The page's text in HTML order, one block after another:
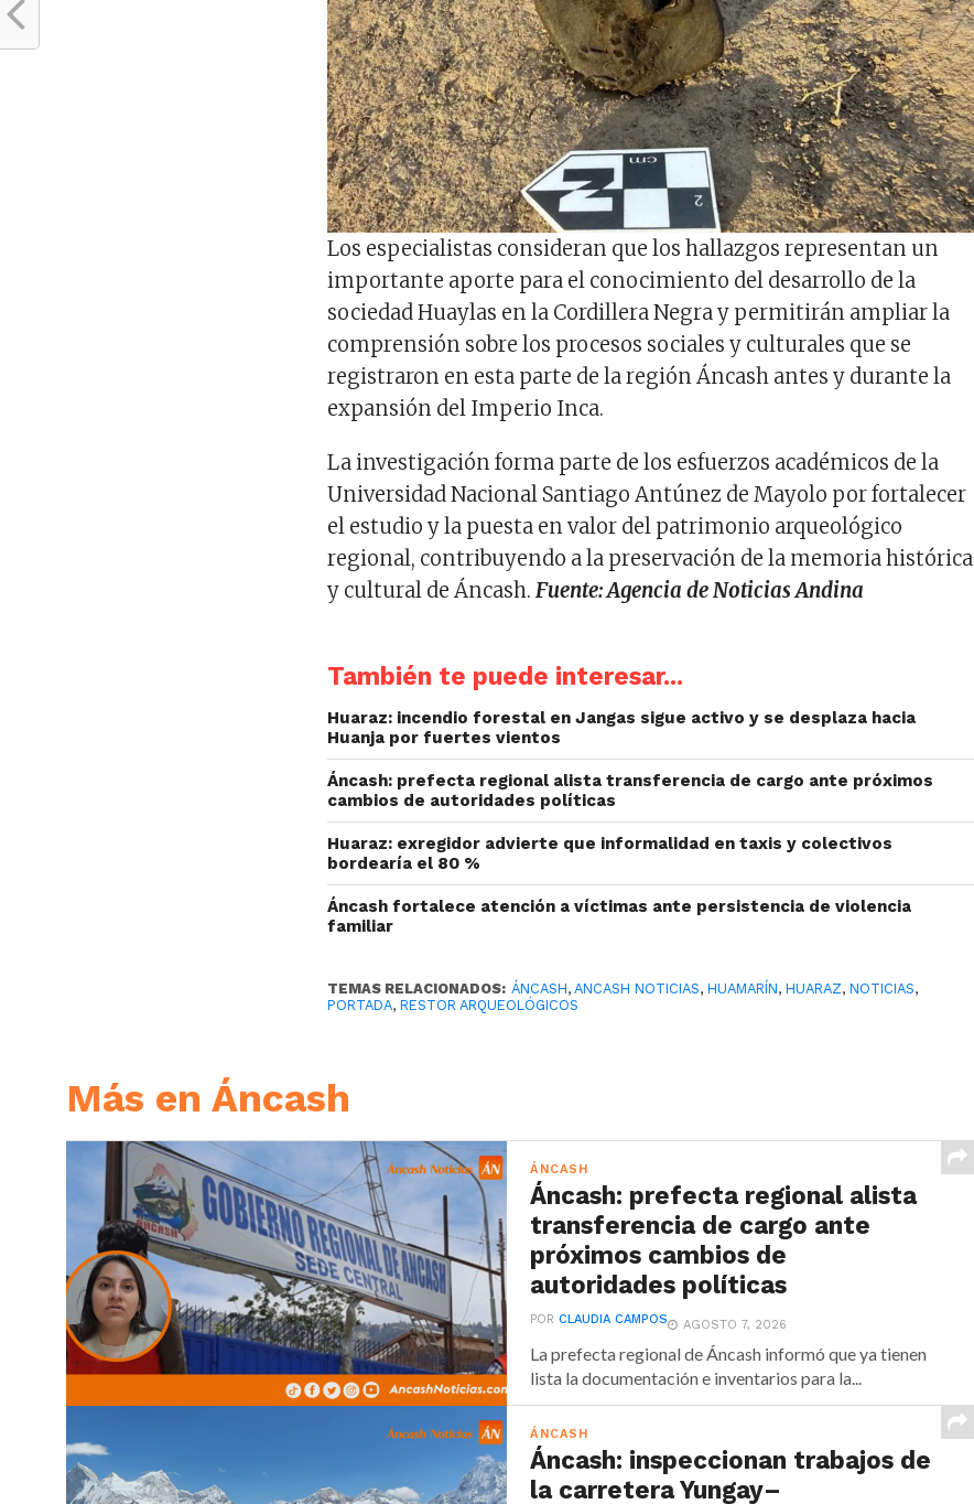
Los especialistas consideran que los hallazgos representan un
importante aporte para el conocimiento del desarrollo de la
sociedad Huaylas en la Cordillera Negra y permitirán ampliar la
comprensión sobre los procesos sociales y culturales que se
registraron en esta parte de la región Áncash antes y durante la
expansión del Imperio Inca.
La investigación forma parte de los esfuerzos académicos de la
Universidad Nacional Santiago Antúnez de Mayolo por fortalecer
el estudio y la puesta en valor del patrimonio arqueológico
regional, contribuyendo a la preservación de la memoria histórica
y cultural de Áncash.Fuente: Agencia de Noticias Andina
También te puede interesar...
Huaraz: incendio forestal en Jangas sigue activo y se desplaza hacia
Huanja por fuertes vientos
Áncash: prefecta regional alista transferencia de cargo ante próximos
cambios de autoridades políticas
Huaraz: exregidor advierte que informalidad en taxis y colectivos
bordearía el 80 %
Áncash fortalece atención a víctimas ante persistencia de violencia
familiar
TEMAS RELACIONADOS: ÁNCASH,ANCASH NOTICIAS,HUAMARÍN,HUARAZ,NOTICIAS,
PORTADA,RESTOR ARQUEOLÓGICOS
Más en Áncash
ÁNCASH
Áncash: prefecta regional alista
transferencia de cargo ante
próximos cambios de
autoridades políticas
PORCLAUDIA CAMPOS AGOSTO 7, 2026
La prefecta regional de Áncash informó que ya tienen
lista la documentación e inventarios para la...
ÁNCASH
Áncash: inspeccionan trabajos de
la carretera Yungay–